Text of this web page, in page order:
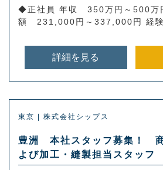
◆正社員 年収 350万円～500万
額 231,000円～337,000円 経験
詳細を見る
東京 | 株式会社シップス
豊洲 本社スタッフ募集！
よび加工・縫製担当スタッフ